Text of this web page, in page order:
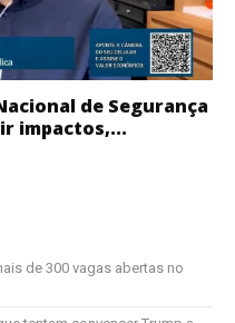
de Segurança
impactos,...
de 300 vagas abertas no